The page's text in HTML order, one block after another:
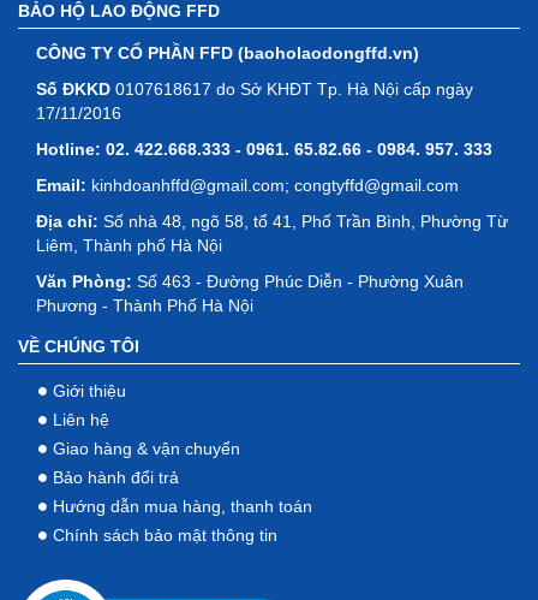
BẢO HỘ LAO ĐỘNG FFD
CÔNG TY CỔ PHẦN FFD (baoholaodongffd.vn)
Số ĐKKD 0107618617 do Sở KHĐT Tp. Hà Nội cấp ngày
17/11/2016
Hotline: 02. 422.668.333 - 0961. 65.82.66 - 0984. 957. 333
Email: kinhdoanhffd@gmail.com; congtyffd@gmail.com
Địa chỉ: Số nhà 48, ngõ 58, tổ 41, Phố Trần Bình, Phường Từ
Liêm, Thành phố Hà Nội
Văn Phòng: Số 463 - Đường Phúc Diễn - Phường Xuân
Phương - Thành Phố Hà Nội
VỀ CHÚNG TÔI
Giới thiệu
Liên hệ
Giao hàng & vận chuyển
Bảo hành đổi trả
Hướng dẫn mua hàng, thanh toán
Chính sách bảo mật thông tin